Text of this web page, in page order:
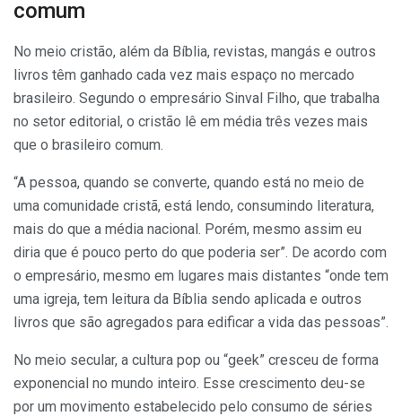
comum
No meio cristão, além da Bíblia, revistas, mangás e outros
livros têm ganhado cada vez mais espaço no mercado
brasileiro. Segundo o empresário Sinval Filho, que trabalha
no setor editorial, o cristão lê em média três vezes mais
que o brasileiro comum.
“A pessoa, quando se converte, quando está no meio de
uma comunidade cristã, está lendo, consumindo literatura,
mais do que a média nacional. Porém, mesmo assim eu
diria que é pouco perto do que poderia ser”. De acordo com
o empresário, mesmo em lugares mais distantes “onde tem
uma igreja, tem leitura da Bíblia sendo aplicada e outros
livros que são agregados para edificar a vida das pessoas”.
No meio secular, a cultura pop ou “geek” cresceu de forma
exponencial no mundo inteiro. Esse crescimento deu-se
por um movimento estabelecido pelo consumo de séries